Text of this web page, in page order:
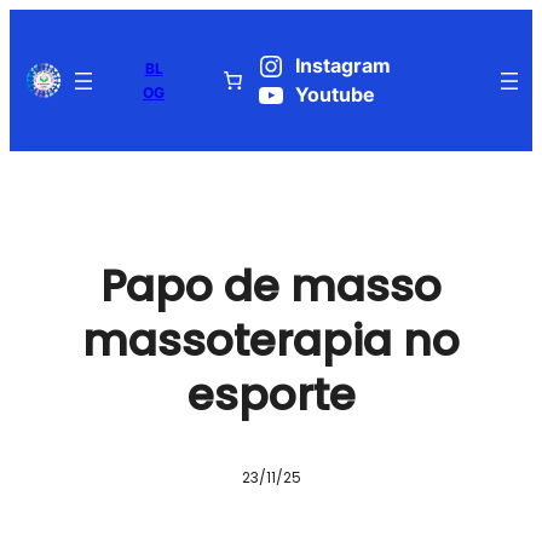
para
BL
OG
Instagram
Youtube
Papo de masso
massoterapia no
esporte
23/11/25